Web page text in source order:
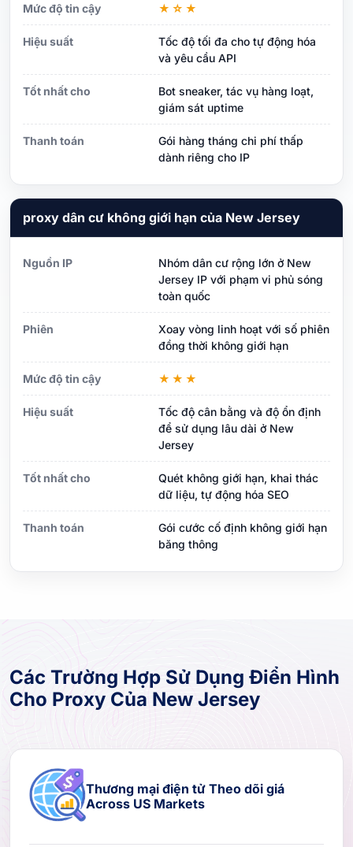
Mức độ tin cậy ★☆★
Hiệu suất
Tốc độ tối đa cho tự động hóa
và yêu cầu API
Tốt nhất cho
Bot sneaker, tác vụ hàng loạt,
giám sát uptime
Thanh toán
Gói hàng tháng chi phí thấp
dành riêng cho IP
proxy dân cư không giới hạn của New Jersey
Nguồn IP
Nhóm dân cư rộng lớn ở New
Jersey IP với phạm vi phủ sóng
toàn quốc
Phiên
Xoay vòng linh hoạt với số phiên
đồng thời không giới hạn
Mức độ tin cậy ★★★
Hiệu suất
Tốc độ cân bằng và độ ổn định
để sử dụng lâu dài ở New
Jersey
Tốt nhất cho
Quét không giới hạn, khai thác
dữ liệu, tự động hóa SEO
Thanh toán
Gói cước cố định không giới hạn
băng thông
Các Trường Hợp Sử Dụng Điển Hình
Cho Proxy Của New Jersey
Thương mại điện tử Theo dõi giá
Across US Markets